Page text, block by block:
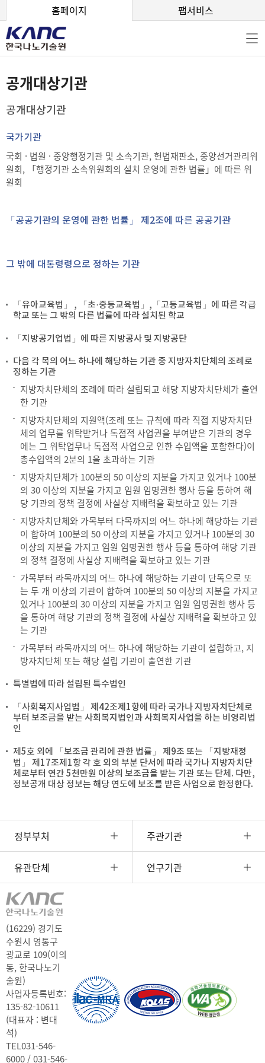
홈페이지 팹서비스
공개대상기관
공개대상기관
국가기관
국회 · 법원 · 중앙행정기관 및 소속기관, 헌법재판소, 중앙선거관리위
원회, 「행정기관 소속위원회의 설치 운영에 관한 법률」에 따른 위
원회
「공공기관의 운영에 관한 법률」 제2조에 따른 공공기관
그 밖에 대통령령으로 정하는 기관
「유아교육법」 , 「초·중등교육법」,「고등교육법」에 따른 각급
학교 또는 그 밖의 다른 법률에 따라 설치된 학교
「지방공기업법」에 따른 지방공사 및 지방공단
다음 각 목의 어느 하나에 해당하는 기관 중 지방자치단체의 조례로
정하는 기관
지방자치단체의 조례에 따라 설립되고 해당 지방자치단체가 출연
한 기관
지방자치단체의 지원액(조례 또는 규칙에 따라 직접 지방자치단
체의 업무를 위탁받거나 독점적 사업권을 부여받은 기관의 경우
에는 그 위탁업무나 독점적 사업으로 인한 수입액을 포함한다)이
총수입액의 2분의 1을 초과하는 기관
지방자치단체가 100분의 50 이상의 지분을 가지고 있거나 100분
의 30 이상의 지분을 가지고 임원 임명권한 행사 등을 통하여 해
당 기관의 정책 결정에 사실상 지배력을 확보하고 있는 기관
지방자치단체와 가목부터 다목까지의 어느 하나에 해당하는 기관
이 합하여 100분의 50 이상의 지분을 가지고 있거나 100분의 30
이상의 지분을 가지고 임원 임명권한 행사 등을 통하여 해당 기관
의 정책 결정에 사실상 지배력을 확보하고 있는 기관
가목부터 라목까지의 어느 하나에 해당하는 기관이 단독으로 또
는 두 개 이상의 기관이 합하여 100분의 50 이상의 지분을 가지고
있거나 100분의 30 이상의 지분을 가지고 임원 임명권한 행사 등
을 통하여 해당 기관의 정책 결정에 사실상 지배력을 확보하고 있
는 기관
가목부터 라목까지의 어느 하나에 해당하는 기관이 설립하고, 지
방자치단체 또는 해당 설립 기관이 출연한 기관
특별법에 따라 설립된 특수법인
「사회복지사업법」 제42조제1항에 따라 국가나 지방자치단체로
부터 보조금을 받는 사회복지법인과 사회복지사업을 하는 비영리법
인
제5호 외에 「보조금 관리에 관한 법률」 제9조 또는 「지방재정
법」 제17조제1항 각 호 외의 부분 단서에 따라 국가나 지방자치단
체로부터 연간 5천만원 이상의 보조금을 받는 기관 또는 단체. 다만,
정보공개 대상 정보는 해당 연도에 보조를 받은 사업으로 한정한다.
정부부처 주관기관
유관단체 연구기관
(16229) 경기도
수원시 영통구
광교로 109(이의
동, 한국나노기
술원)
사업자등록번호:
135-82-10611
(대표자 : 변대
석)
TEL031-546-
6000 / 031-546-